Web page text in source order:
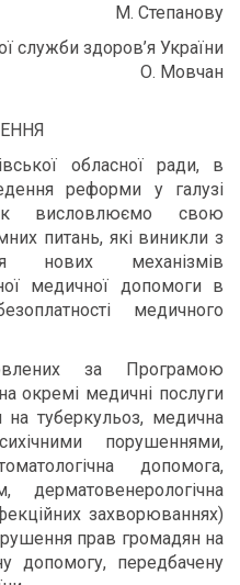
М. Степанову
служби здоров’я України
О. Мовчан
обласної ради, в
реформи у галузі
висловлюємо свою
питань, які виникли з
нових механізмів
медичної допомоги в
медичного
за Програмою
окремі медичні послуги
туберкульоз, медична
порушеннями,
допомога,
захворюваннях)
прав громадян на
допомогу, передбачену